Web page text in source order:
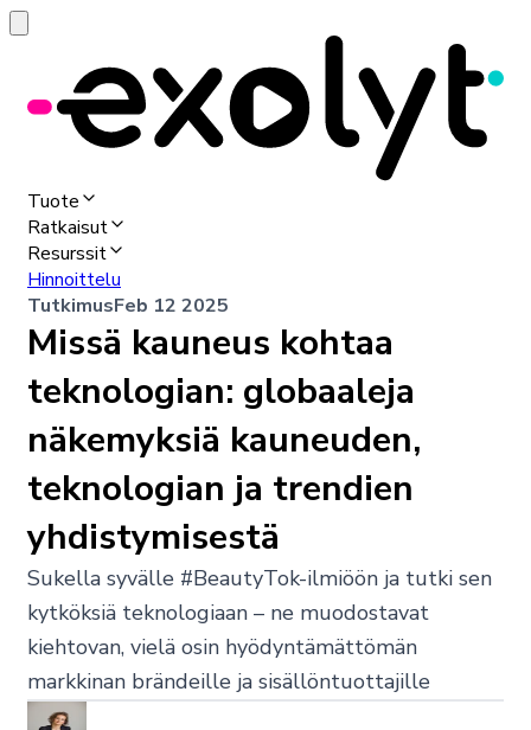
Tuote
Ratkaisut
Resurssit
Hinnoittelu
TutkimusFeb 12 2025
Missä kauneus kohtaa
teknologian: globaaleja
näkemyksiä kauneuden,
teknologian ja trendien
yhdistymisestä
Sukella syvälle #BeautyTok-ilmiöön ja tutki sen
kytköksiä teknologiaan – ne muodostavat
kiehtovan, vielä osin hyödyntämättömän
markkinan brändeille ja sisällöntuottajille